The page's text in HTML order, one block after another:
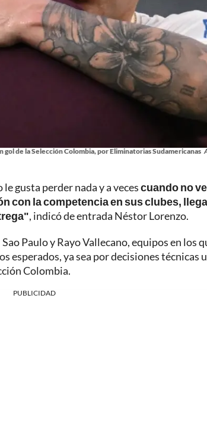
de la Selección Colombia, por Eliminatorias Sudamericanas
gusta perder nada y a vecescuando no
con la competencia en sus clubes,
, indicó de entrada Néstor Lorenzo.
Paulo y Rayo Vallecano, equipos en los
esperados, ya sea por decisiones técnicas
Colombia.
PUBLICIDAD